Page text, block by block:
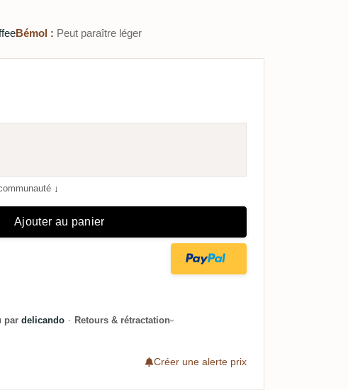
Bémol : Peut paraître léger
↓
Ajouter au panier
par delicando · Retours & rétractation
Créer une alerte prix